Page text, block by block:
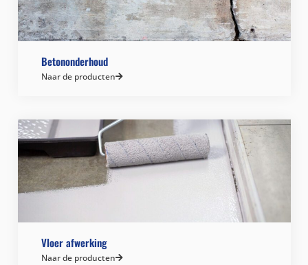
Betononderhoud
Naar de producten
Vloer afwerking
Naar de producten